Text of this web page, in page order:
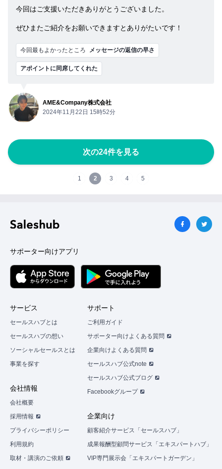
今回はご支援いただきありがとうございました。
ぜひまたご紹介をお願いできますとありがたいです！
今回最もよかったところ メッセージの返信の早さ
アポイントに同席してくれた
AME&Company株式会社
2024年11月22日 15時52分
次の24件を見る
1 2 3 4 5
サポーター向けアプリ
サービス
セールスハブとは
セールスハブの想い
ソーシャルセールスとは
事業を探す
会社情報
会社概要
採用情報
プライバシーポリシー
利用規約
取材・講演のご依頼
サポート
ご利用ガイド
サポーター向けよくある質問
企業向けよくある質問
セールスハブ公式note
セールスハブ公式ブログ
Facebookグループ
企業向け
顧客紹介サービス「セールスハブ」
成果報酬型顧問サービス「エキスパートハブ」
VIP専門展示会「エキスパートガーデン」